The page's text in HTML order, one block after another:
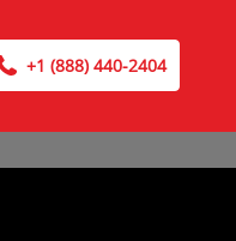
+1 (888) 440-2404